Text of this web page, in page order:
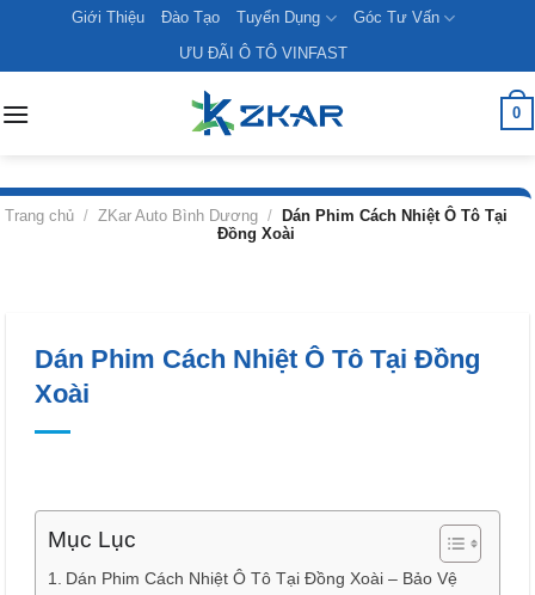
content
Giới Thiệu Đào Tạo Tuyển Dụng
Góc Tư Vấn
ƯU ĐÃI Ô TÔ VINFAST
0
Trang chủ / ZKar Auto Bình Dương /
Dán Phim Cách Nhiệt Ô Tô Tại
Đồng Xoài
Dán Phim Cách Nhiệt Ô Tô Tại Đồng
Xoài
Mục Lục
Dán Phim Cách Nhiệt Ô Tô Tại Đồng Xoài – Bảo Vệ